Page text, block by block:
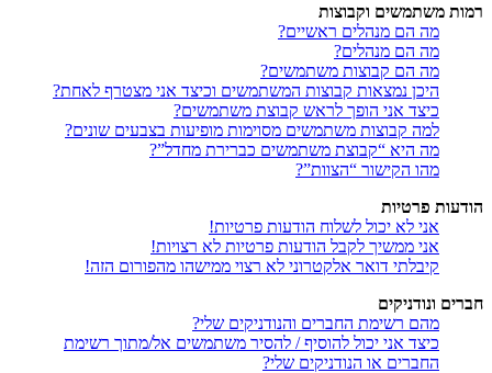
רמות משתמשים וקבוצות
מה הם מנהלים ראשיים?
מה הם מנהלים?
מה הם קבוצות משתמשים?
היכן נמצאות קבוצות המשתמשים וכיצד אני מצטרף לאחת?
כיצד אני הופך לראש קבוצת משתמשים?
למה קבוצות משתמשים מסוימות מופיעות בצבעים שונים?
מה היא “קבוצת משתמשים כברירת מחדל”?
מהו הקישור “הצוות”?
הודעות פרטיות
אני לא יכול לשלוח הודעות פרטיות!
אני ממשיך לקבל הודעות פרטיות לא רצויות!
קיבלתי דואר אלקטרוני לא רצוי ממישהו מהפורום הזה!
חברים ונודניקים
מהם רשימת החברים והנודניקים שלי?
כיצד אני יכול להוסיף / להסיר משתמשים אל/מתוך רשימת
החברים או הנודניקים שלי?